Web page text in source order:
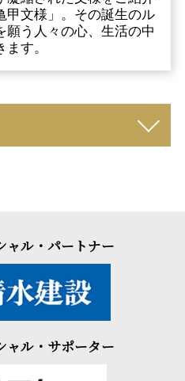
甲文様」。その誕生のル
願う人々の心、生活の中
す。
ャル・パートナー
ャル・サポーター